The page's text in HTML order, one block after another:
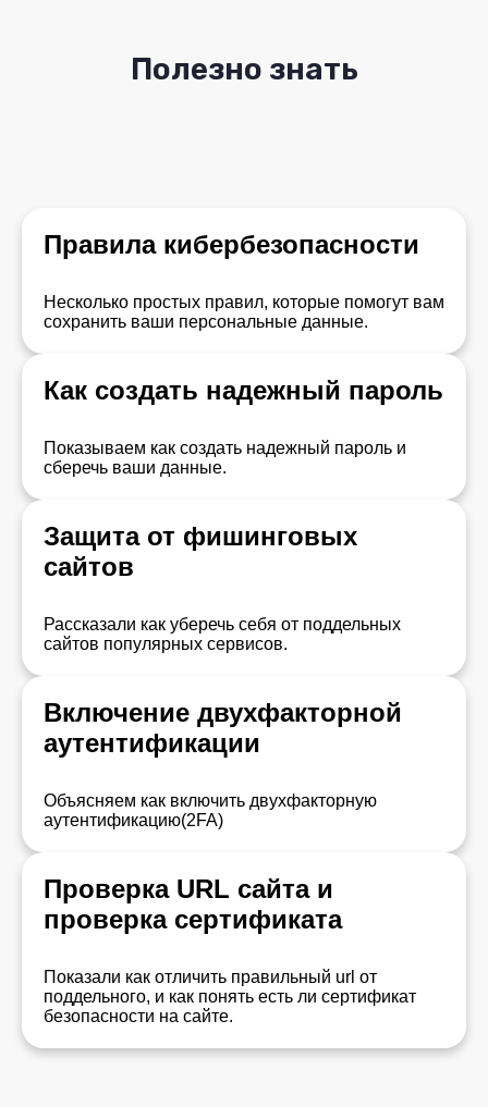
Полезно знать
Правила кибербезопасности
Несколько простых правил, которые помогут вам
сохранить ваши персональные данные.
Как создать надежный пароль
Показываем как создать надежный пароль и
сберечь ваши данные.
Защита от фишинговых
сайтов
Рассказали как уберечь себя от поддельных
сайтов популярных сервисов.
Включение двухфакторной
аутентификации
Объясняем как включить двухфакторную
аутентификацию(2FA)
Проверка URL сайта и
проверка сертификата
Показали как отличить правильный url от
поддельного, и как понять есть ли сертификат
безопасности на сайте.